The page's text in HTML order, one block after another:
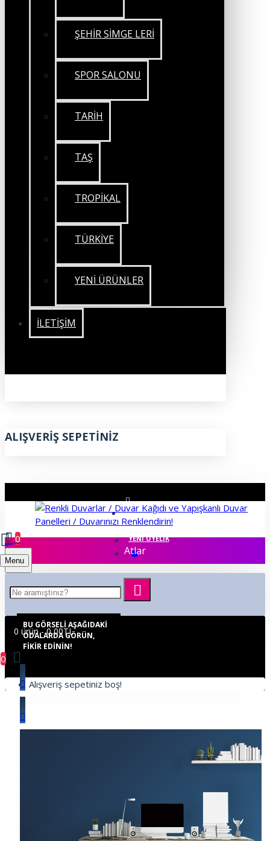
ŞEHİR SİMGE LERİ
SPOR SALONU
TARİH
TAŞ
TROPİKAL
TÜRKİYE
YENİ ÜRÜNLER
İLETIŞIM
ALIŞVERIŞ SEPETINIZ
ÜYE GIRIŞI
YENI ÜYELIK
Menu
0
0 ürün - 0,00TL
0
Alışveriş sepetiniz boş!
Atlar
BU GÖRSELI AŞAĞIDAKI
ODALARDA GÖRÜN,
FIKIR EDININ!